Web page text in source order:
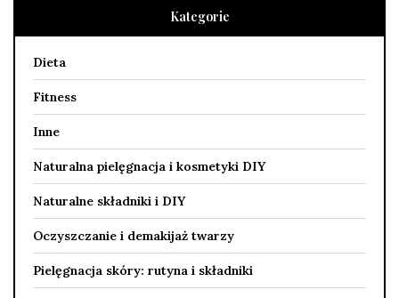
Kategorie
Dieta
Fitness
Inne
Naturalna pielęgnacja i kosmetyki DIY
Naturalne składniki i DIY
Oczyszczanie i demakijaż twarzy
Pielęgnacja skóry: rutyna i składniki